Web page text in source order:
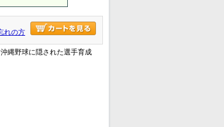
れの方
縄野球に隠された選手育成